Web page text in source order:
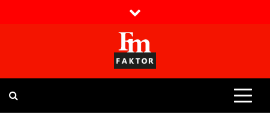
Faktor magazin
Uvijek presudan